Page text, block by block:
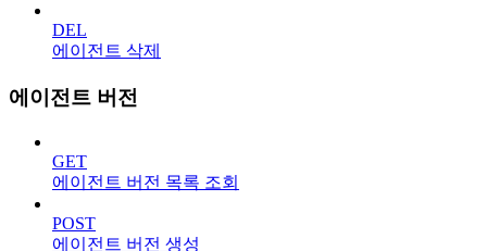
DEL
에이전트 삭제
에이전트 버전
GET
에이전트 버전 목록 조회
POST
에이전트 버전 생성